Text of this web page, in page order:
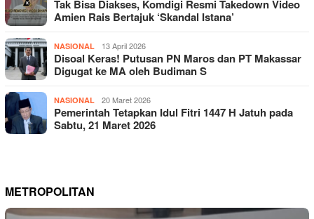
Tak Bisa Diakses, Komdigi Resmi Takedown Video
Amien Rais Bertajuk ‘Skandal Istana’
NASIONAL 13 April 2026
Disoal Keras! Putusan PN Maros dan PT Makassar
Digugat ke MA oleh Budiman S
NASIONAL 20 Maret 2026
Pemerintah Tetapkan Idul Fitri 1447 H Jatuh pada
Sabtu, 21 Maret 2026
METROPOLITAN